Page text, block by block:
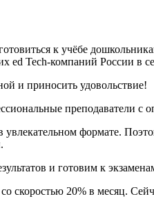
к учёбе
ed Tech-компаний России в
и приносить удовольствие!
преподаватели с
формате.
и готовим к
скоростью 20% в месяц.